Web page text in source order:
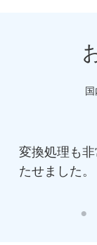
2015/01/24
国内 IT サ
理も非常に高
した。